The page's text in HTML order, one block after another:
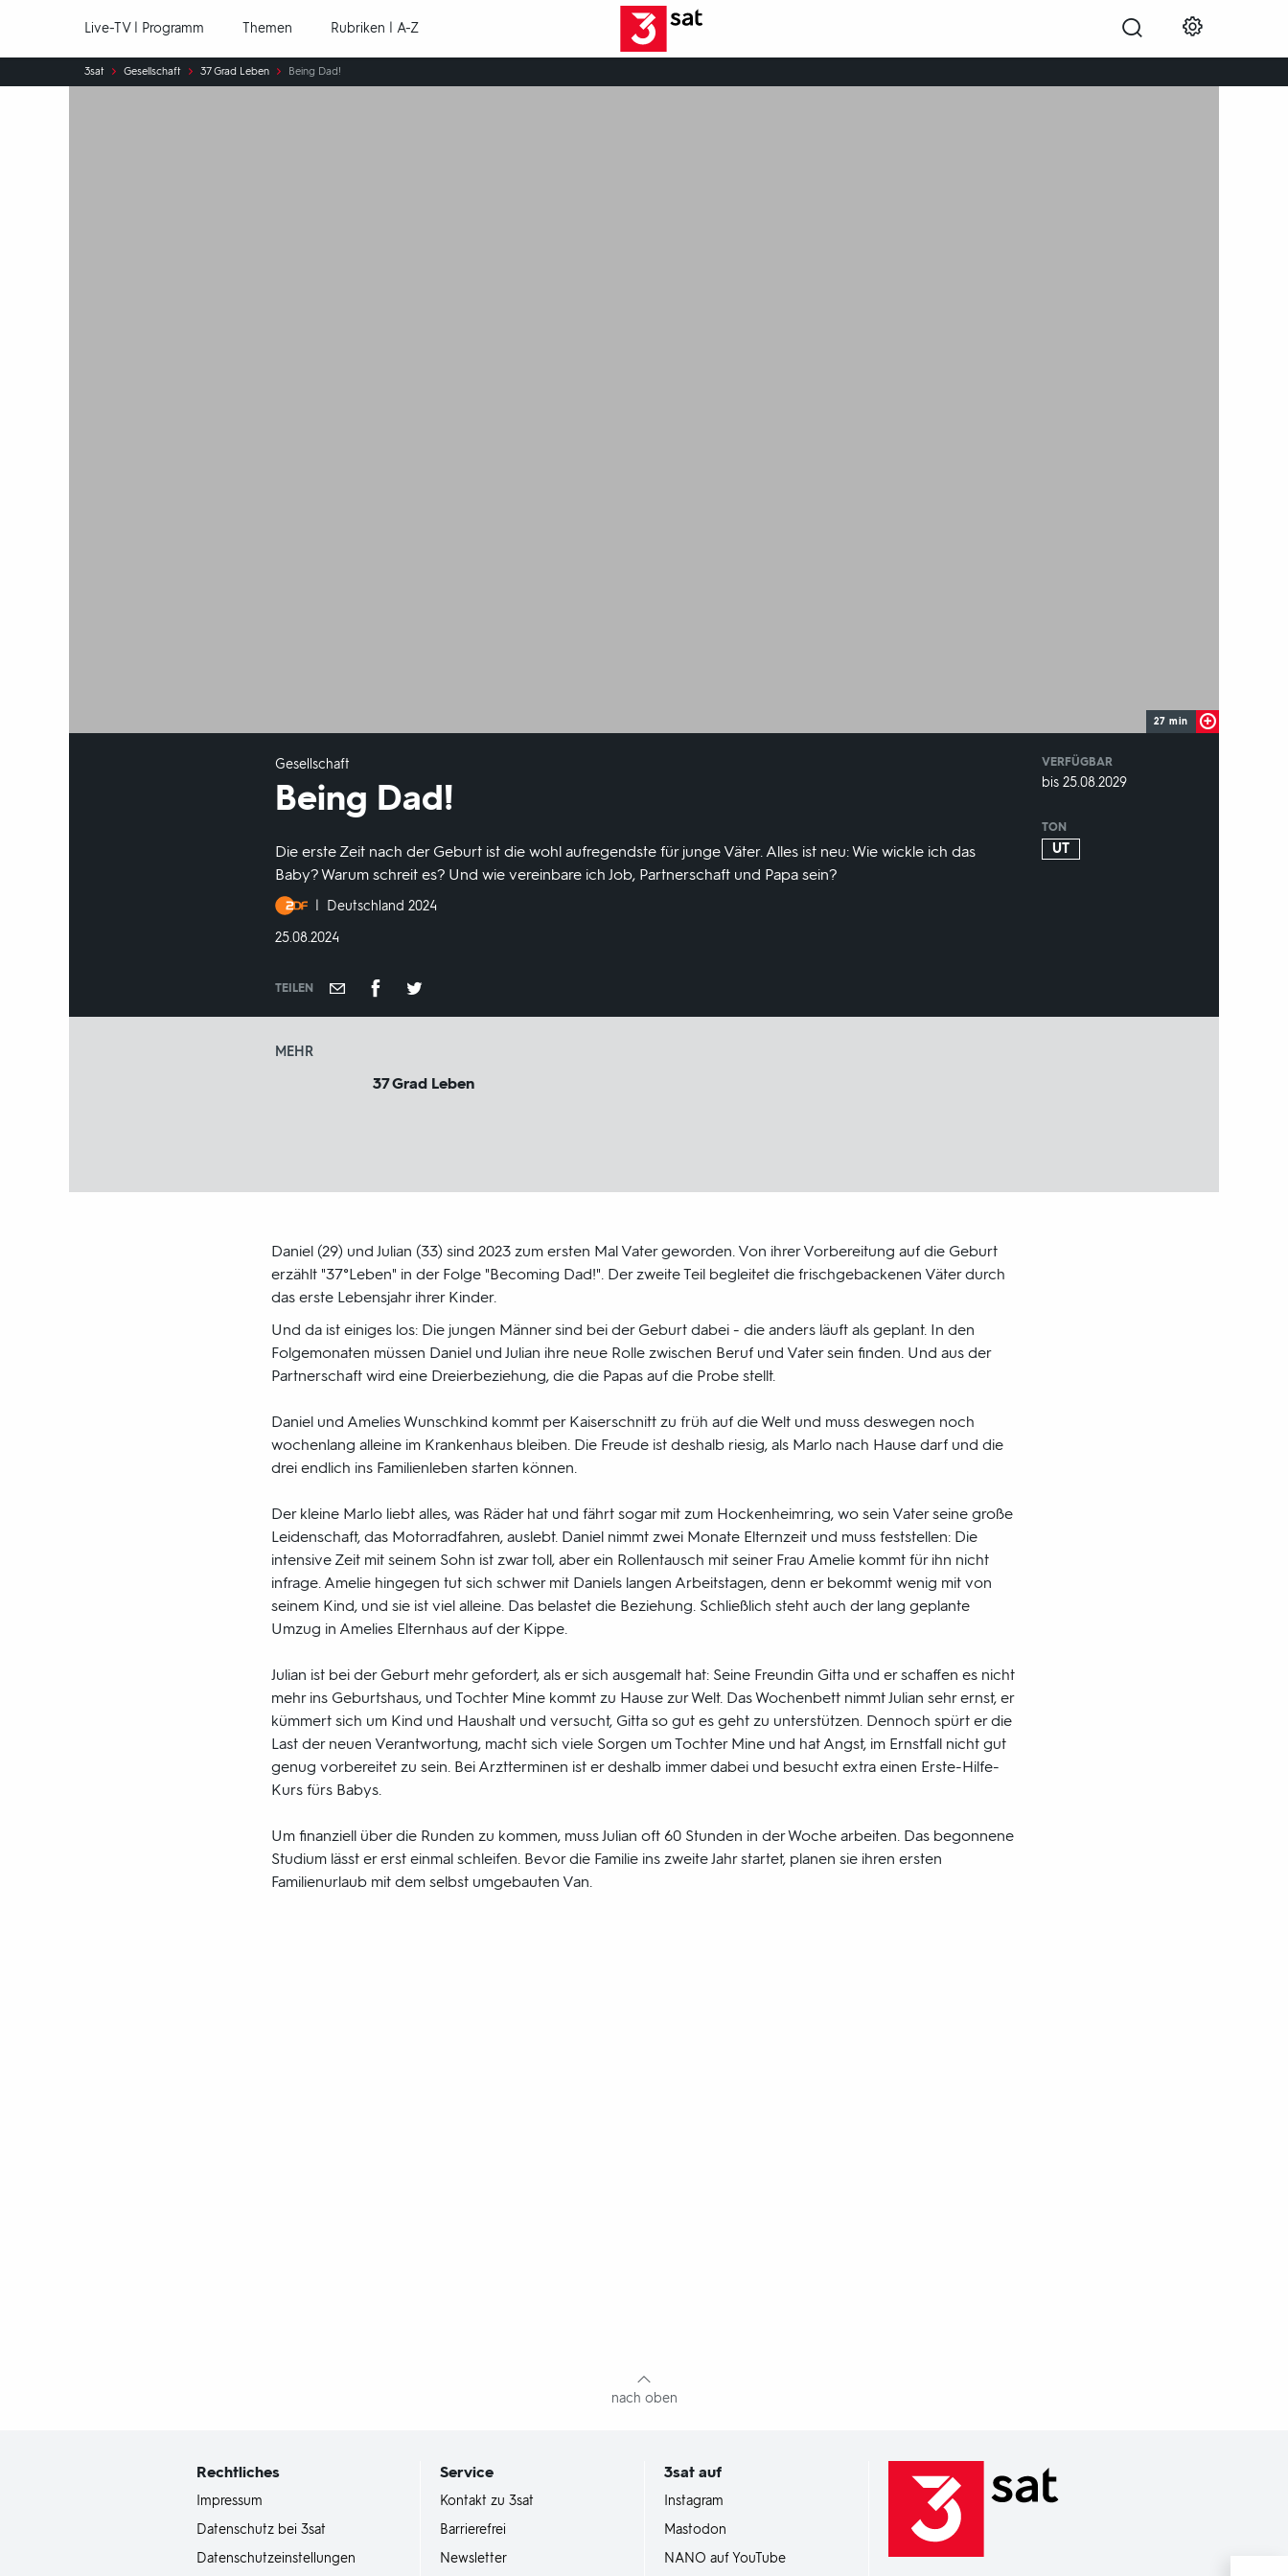
Live-TV | Programm Themen Rubriken | A-Z
Sie
sind
3sat Gesellschaft 37 Grad Leben Being Dad!
27 min
Gesellschaft
Being Dad!
Die erste Zeit nach der Geburt ist die wohl aufregendste für junge Väter. Alles ist neu: Wie wickle ich das
Baby? Warum schreit es? Und wie vereinbare ich Job, Partnerschaft und Papa sein?
Produktionsland
und
Deutschland 2024
DATUM:
25.08.2024
TEILEN
VERFÜGBAR
weltweit
VERFÜGBAR
bis 25.08.2029
TON
UT
MEHR
37 Grad Leben
Daniel (29) und Julian (33) sind 2023 zum ersten Mal Vater geworden. Von ihrer Vorbereitung auf die Geburt
erzählt "37°Leben" in der Folge "Becoming Dad!". Der zweite Teil begleitet die frischgebackenen Väter durch
das erste Lebensjahr ihrer Kinder.
Und da ist einiges los: Die jungen Männer sind bei der Geburt dabei - die anders läuft als geplant. In den
Folgemonaten müssen Daniel und Julian ihre neue Rolle zwischen Beruf und Vater sein finden. Und aus der
Partnerschaft wird eine Dreierbeziehung, die die Papas auf die Probe stellt.
Daniel und Amelies Wunschkind kommt per Kaiserschnitt zu früh auf die Welt und muss deswegen noch
wochenlang alleine im Krankenhaus bleiben. Die Freude ist deshalb riesig, als Marlo nach Hause darf und die
drei endlich ins Familienleben starten können.
Der kleine Marlo liebt alles, was Räder hat und fährt sogar mit zum Hockenheimring, wo sein Vater seine große
Leidenschaft, das Motorradfahren, auslebt. Daniel nimmt zwei Monate Elternzeit und muss feststellen: Die
intensive Zeit mit seinem Sohn ist zwar toll, aber ein Rollentausch mit seiner Frau Amelie kommt für ihn nicht
infrage. Amelie hingegen tut sich schwer mit Daniels langen Arbeitstagen, denn er bekommt wenig mit von
seinem Kind, und sie ist viel alleine. Das belastet die Beziehung. Schließlich steht auch der lang geplante
Umzug in Amelies Elternhaus auf der Kippe.
Julian ist bei der Geburt mehr gefordert, als er sich ausgemalt hat: Seine Freundin Gitta und er schaffen es nicht
mehr ins Geburtshaus, und Tochter Mine kommt zu Hause zur Welt. Das Wochenbett nimmt Julian sehr ernst, er
kümmert sich um Kind und Haushalt und versucht, Gitta so gut es geht zu unterstützen. Dennoch spürt er die
Last der neuen Verantwortung, macht sich viele Sorgen um Tochter Mine und hat Angst, im Ernstfall nicht gut
genug vorbereitet zu sein. Bei Arztterminen ist er deshalb immer dabei und besucht extra einen Erste-Hilfe-
Kurs fürs Babys.
Um finanziell über die Runden zu kommen, muss Julian oft 60 Stunden in der Woche arbeiten. Das begonnene
Studium lässt er erst einmal schleifen. Bevor die Familie ins zweite Jahr startet, planen sie ihren ersten
Familienurlaub mit dem selbst umgebauten Van.
nach oben
Rechtliches
Impressum
Datenschutz bei 3sat
Datenschutzeinstellungen
Service
Kontakt zu 3sat
Barrierefrei
Newsletter
3sat auf
Instagram
Mastodon
NANO auf YouTube